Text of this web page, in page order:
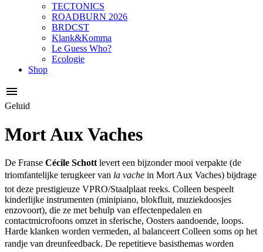
TECTONICS
ROADBURN 2026
BRDCST
Klank&Komma
Le Guess Who?
Ecologie
Shop
Geluid
Mort Aux Vaches
De Franse Cécile Schottlevert een bijzonder mooi verpakte (de
triomfantelijke terugkeer van la vache in Mort Aux Vaches) bijdrage
tot deze prestigieuze VPRO/Staalplaat reeks. Colleen bespeelt
kinderlijke instrumenten (minipiano, blokfluit, muziekdoosjes
enzovoort), die ze met behulp van effectenpedalen en
contactmicrofoons omzet in sferische, Oosters aandoende, loops.
Harde klanken worden vermeden, al balanceert Colleen soms op het
randje van dreunfeedback. De repetitieve basisthemas worden